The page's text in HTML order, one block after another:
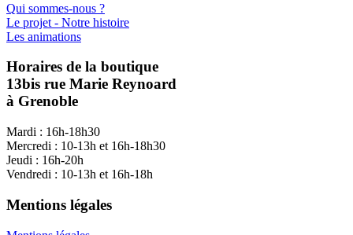
Qui sommes-nous ?
Le projet - Notre histoire
Les animations
Horaires de la boutique
13bis rue Marie Reynoard
à Grenoble
Mardi : 16h-18h30
Mercredi : 10-13h et 16h-18h30
Jeudi : 16h-20h
Vendredi : 10-13h et 16h-18h
Mentions légales